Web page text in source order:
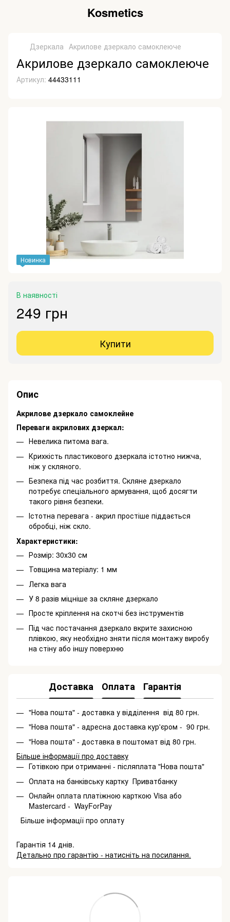
Kosmetics
Дзеркала Акрилове дзеркало самоклеюче
Акрилове дзеркало самоклеюче
Артикул: 44433111
Новинка
В наявності
249 грн
Купити
Опис
Акрилове дзеркало самоклейне
Переваги акрилових дзеркал:
Невелика питома вага.
Крихкість пластикового дзеркала істотно нижча,
ніж у скляного.
Безпека під час розбиття. Скляне дзеркало
потребує спеціального армування, щоб досягти
такого рівня безпеки.
Істотна перевага - акрил простіше піддається
обробці, ніж скло.
Характеристики:
Розмір: 30х30 см
Товщина матеріалу: 1 мм
Легка вага
У 8 разів міцніше за скляне дзеркало
Просте кріплення на скотчі без інструментів
Під час постачання дзеркало вкрите захисною
плівкою, яку необхідно зняти після монтажу виробу
на стіну або іншу поверхню
Доставка Оплата Гарантія
"Нова пошта" - доставка у відділення від 80 грн.
"Нова пошта" - адресна доставка кур'єром - 90 грн.
"Нова пошта" - доставка в поштомат від 80 грн.
Більше інформації про доставку
Готівкою при отриманні - післяплата "Нова пошта"
Оплата на банківську картку Приватбанку
Онлайн оплата платіжною карткою Visa або
Mastercard - WayForPay
Більше інформації про оплату
Гарантія 14 днів.
Детально про гарантію - натисніть на посилання.